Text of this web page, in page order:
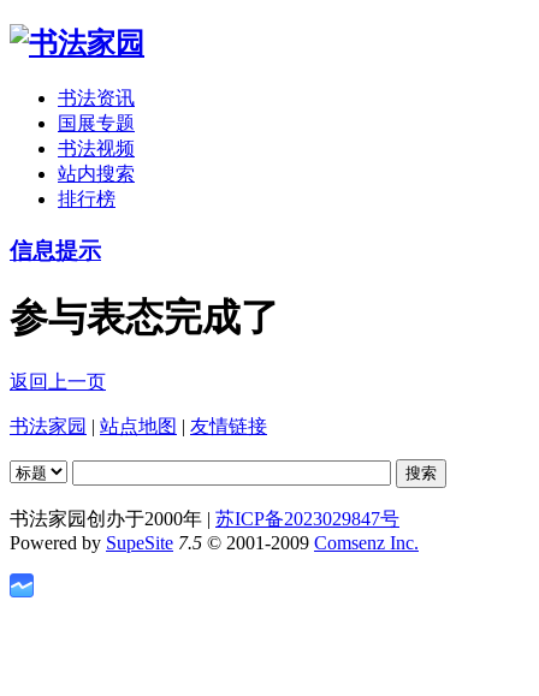
书法资讯
国展专题
书法视频
站内搜索
排行榜
信息提示
参与表态完成了
返回上一页
书法家园 | 站点地图 | 友情链接
书法家园创办于2000年 | 苏ICP备2023029847号
Powered by SupeSite 7.5 © 2001-2009 Comsenz Inc.